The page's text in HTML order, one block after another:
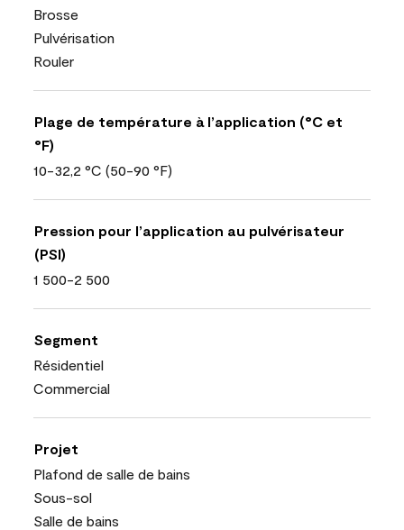
Brosse
Pulvérisation
Rouler
Plage de température à l’application (°C et
°F)
10-32,2 °C (50-90 °F)
Pression pour l’application au pulvérisateur
(PSI)
1 500-2 500
Segment
Résidentiel
Commercial
Projet
Plafond de salle de bains
Sous-sol
Salle de bains